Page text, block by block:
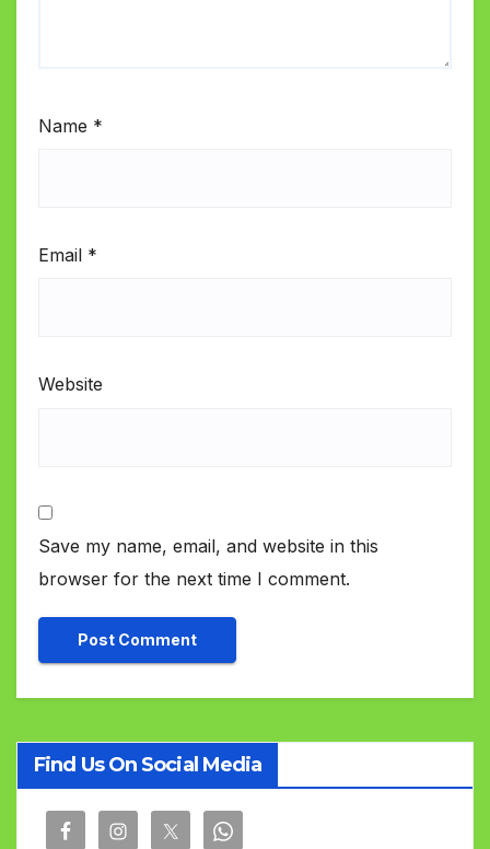
Name *
Email *
Website
Save my name, email, and website in this
browser for the next time I comment.
Find Us On Social Media